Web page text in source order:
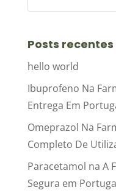
Posts recentes
hello world
Ibuprofeno Na
Entrega Em
Omeprazol Na
Completo De
Paracetamol na A
Segura em